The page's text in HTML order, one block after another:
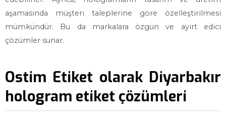
aşamasında müşteri taleplerine göre özelleştirilmesi
mümkündür. Bu da markalara özgün ve ayırt edici
çözümler sunar.
Ostim Etiket olarak Diyarbakır
hologram etiket çözümleri